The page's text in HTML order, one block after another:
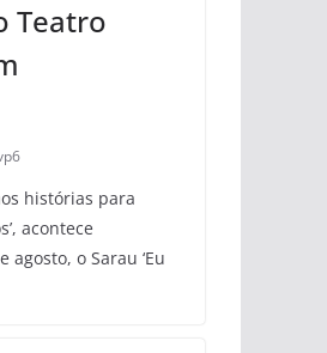
Teatro
histórias para
acontece
agosto, o Sarau ‘Eu